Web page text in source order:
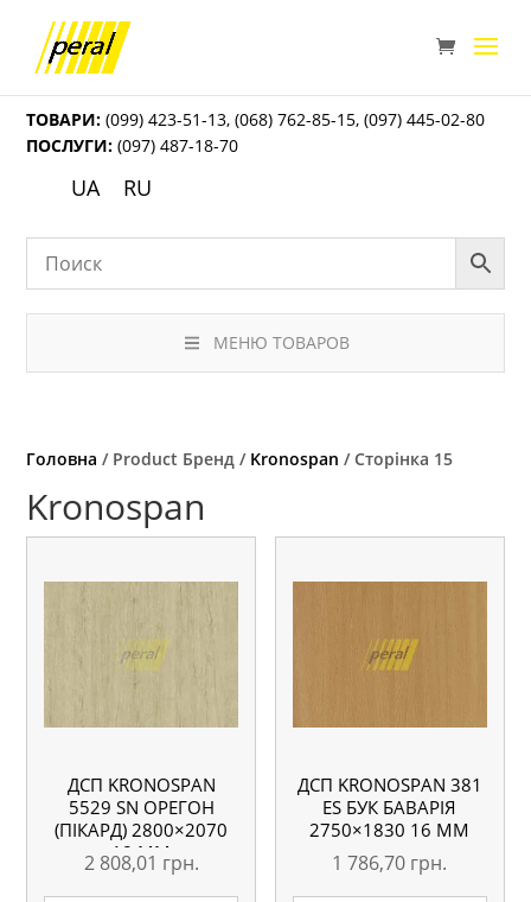
ТОВАРИ: (099) 423-51-13,(068) 762-85-15,(097) 445-02-80
ПОСЛУГИ: (097) 487-18-70
UA RU
МЕНЮ ТОВАРОВ
Головна / Product Бренд / Kronospan / Сторінка 15
Kronospan
ДСП KRONOSPAN
5529 SN ОРЕГОН
(ПІКАРД) 2800×2070
18 ММ
2 808,01 грн.
ДСП KRONOSPAN 381
ES БУК БАВАРІЯ
2750×1830 16 ММ
1 786,70 грн.